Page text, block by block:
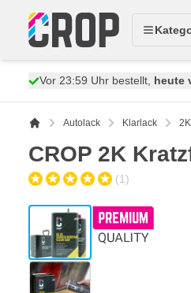
Vor 23:59 Uhr bestellt, heute
Autolack Klarlack
CROP 2K
(1)
View larger image
View larger image